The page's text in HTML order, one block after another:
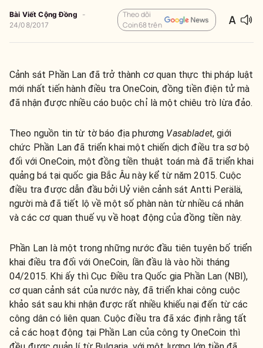
Bài Viết Cộng Đồng
-
24/08/2017
Theo dõi
Coin68 trên
Cảnh sát Phần Lan đã trở thành cơ quan thực thi pháp luật
mới nhất tiến hành điều tra OneCoin, đồng tiền điện tử mà
đã nhận được nhiều cáo buộc chỉ là một chiêu trò lừa đảo.
Theo nguồn tin từ tờ báo địa phương Vasabladet, giới
chức Phần Lan đã triển khai một chiến dịch điều tra sơ bộ
đối với OneCoin, một đồng tiền thuật toán mà đã triển khai
quảng bá tại quốc gia Bắc Âu này kể từ năm 2015. Cuộc
điều tra được dẫn đầu bởi Uỷ viên cảnh sát Antti Perälä,
người mà đã tiết lộ về một số phàn nàn từ nhiều cá nhân
và các cơ quan thuế vụ về hoạt động của đồng tiền này.
Phần Lan là một trong những nước đầu tiên tuyên bố triển
khai điều tra đối với OneCoin, lần đầu là vào hồi tháng
04/2015. Khi ấy thì Cục Điều tra Quốc gia Phần Lan (NBI),
cơ quan cảnh sát của nước này, đã triển khai công cuộc
khảo sát sau khi nhận được rất nhiều khiếu nại đến từ các
công dân có liên quan. Cuộc điều tra đã xác định rằng tất
cả các hoạt động tại Phần Lan của công ty OneCoin thì